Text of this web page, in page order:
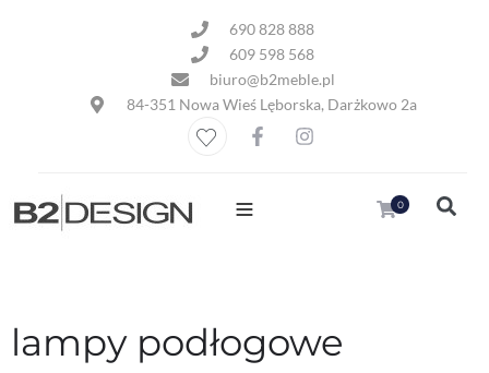
690 828 888
609 598 568
biuro@b2meble.pl
84-351 Nowa Wieś Lęborska, Darżkowo 2a
0
lampy podłogowe